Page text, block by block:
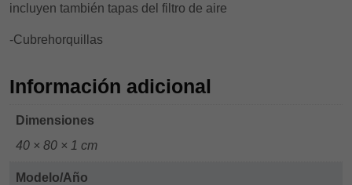
incluyen también tapas del filtro de aire
-Cubrehorquillas
Información adicional
Dimensiones
40 × 80 × 1 cm
Modelo/Año